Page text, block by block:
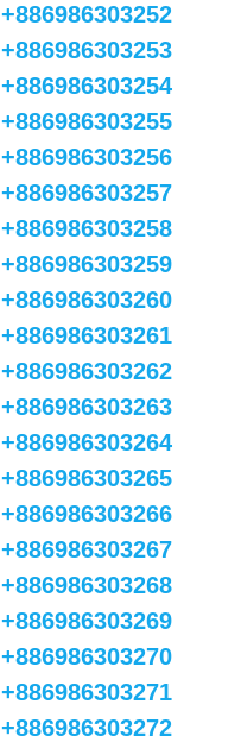
+886986303252
+886986303253
+886986303254
+886986303255
+886986303256
+886986303257
+886986303258
+886986303259
+886986303260
+886986303261
+886986303262
+886986303263
+886986303264
+886986303265
+886986303266
+886986303267
+886986303268
+886986303269
+886986303270
+886986303271
+886986303272